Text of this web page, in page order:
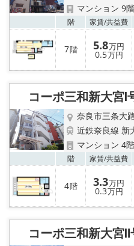
マンション 9
階 家賃/共益費
7階 5.8万円
0.5万円
コーポ三和新大宮Ⅰ
奈良市三条大
近鉄奈良線 新
マンション 4
階 家賃/共益費
4階 3.3万円
0.3万円
コーポ三和新大宮